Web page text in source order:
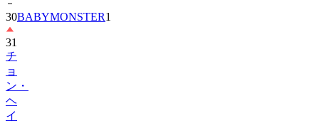
31
チ
ョ
ン・
ヘ
イ
ン
4